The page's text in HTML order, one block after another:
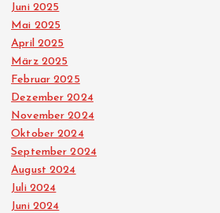
Juni 2025
Mai 2025
April 2025
März 2025
Februar 2025
Dezember 2024
November 2024
Oktober 2024
September 2024
August 2024
Juli 2024
Juni 2024